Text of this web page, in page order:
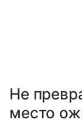
Не
место